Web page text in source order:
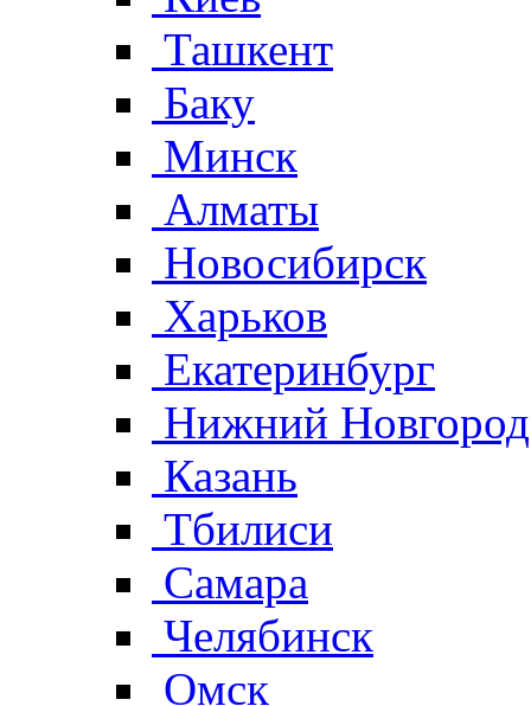
Ташкент
Баку
Минск
Алматы
Новосибирск
Харьков
Екатеринбург
Нижний Новгород
Казань
Тбилиси
Самара
Челябинск
Омск